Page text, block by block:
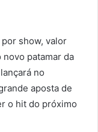
show, valor
patamar da
no
aposta de
o hit do próximo